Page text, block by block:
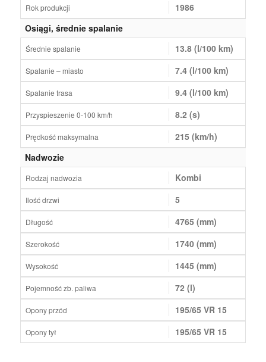
Rok produkcji
1986
Osiągi, średnie spalanie
Średnie spalanie 13.8 (l/100 km)
Spalanie – miasto 7.4 (l/100 km)
Spalanie trasa 9.4 (l/100 km)
Przyspieszenie 0-100 km/h 8.2 (s)
Prędkość maksymalna
215 (km/h)
Nadwozie
Rodzaj nadwozia Kombi
Ilość drzwi 5
Długość 4765 (mm)
Szerokość 1740 (mm)
Wysokość 1445 (mm)
Pojemność zb. paliwa 72 (l)
Opony przód 195/65 VR 15
Opony tył 195/65 VR 15